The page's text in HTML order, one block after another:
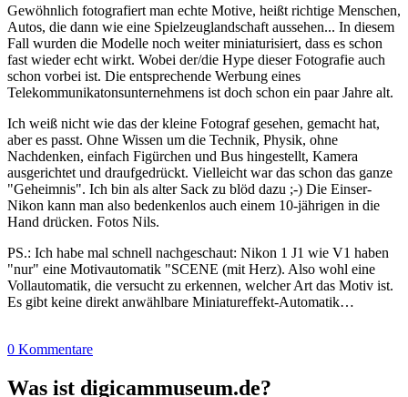
Gewöhnlich fotografiert man echte Motive, heißt richtige Menschen,
Autos, die dann wie eine Spielzeuglandschaft aussehen... In diesem
Fall wurden die Modelle noch weiter miniaturisiert, dass es schon
fast wieder echt wirkt. Wobei der/die Hype dieser Fotografie auch
schon vorbei ist. Die entsprechende Werbung eines
Telekommunikatonsunternehmens ist doch schon ein paar Jahre alt.
Ich weiß nicht wie das der kleine Fotograf gesehen, gemacht hat,
aber es passt. Ohne Wissen um die Technik, Physik, ohne
Nachdenken, einfach Figürchen und Bus hingestellt, Kamera
ausgerichtet und draufgedrückt. Vielleicht war das schon das ganze
"Geheimnis". Ich bin als alter Sack zu blöd dazu ;-) Die Einser-
Nikon kann man also bedenkenlos auch einem 10-jährigen in die
Hand drücken. Fotos Nils.
PS.: Ich habe mal schnell nachgeschaut: Nikon 1 J1 wie V1 haben
"nur" eine Motivautomatik "SCENE (mit Herz). Also wohl eine
Vollautomatik, die versucht zu erkennen, welcher Art das Motiv ist.
Es gibt keine direkt anwählbare Miniatureffekt-Automatik…
0 Kommentare
Was ist digicammuseum.de?